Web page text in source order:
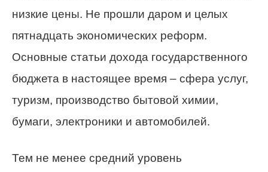
низкие цены. Не прошли даром и целых
пятнадцать экономических реформ.
Основные статьи дохода государственного
бюджета в настоящее время – сфера услуг,
туризм, производство бытовой химии,
бумаги, электроники и автомобилей.
Тем не менее средний уровень